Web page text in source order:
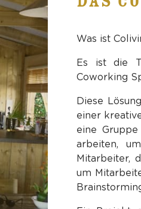
Was ist
Es ist die
Coworking
Diese
einer
eine
arbeiten,
Mitarbeiter,
um